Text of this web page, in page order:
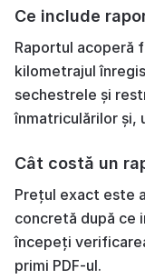
Ce include
Raportul acoperă
kilometrajul
sechestrele și
înmatriculărilor și,
Cât costă un
Prețul exact este
concretă după ce
începeți
primi PDF-ul.